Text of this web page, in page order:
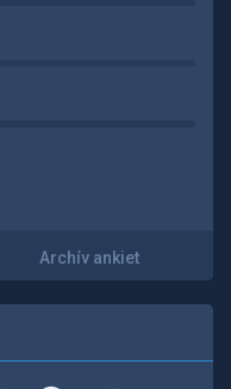
Archív ankiet